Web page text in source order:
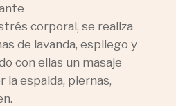
corporal, se realiza
de lavanda, espliego y
con ellas un masaje
la espalda, piernas,